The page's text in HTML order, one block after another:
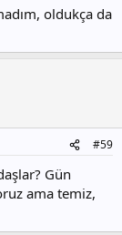
oldukça da
#59
Gün
ama temiz,